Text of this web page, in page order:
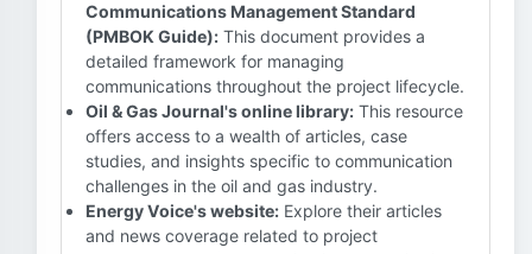
Communications Management Standard
(PMBOK Guide): This document provides a
detailed framework for managing
communications throughout the project lifecycle.
Oil & Gas Journal's online library: This resource
offers access to a wealth of articles, case
studies, and insights specific to communication
challenges in the oil and gas industry.
Energy Voice's website: Explore their articles
and news coverage related to project